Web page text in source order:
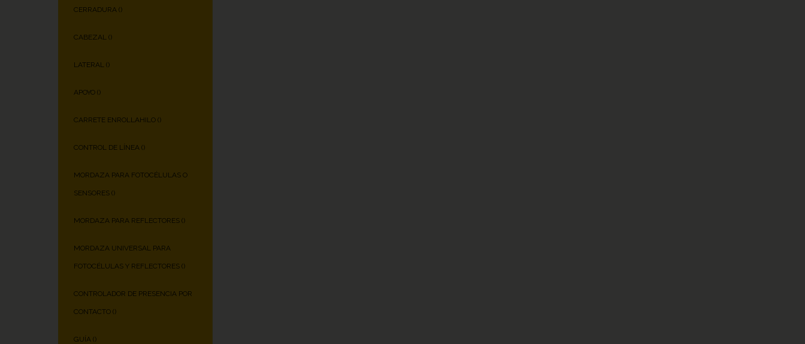
CERRADURA ()
CABEZAL ()
LATERAL ()
APOYO ()
CARRETE ENROLLAHILO ()
CONTROL DE LÍNEA ()
MORDAZA PARA FOTOCÉLULAS O
SENSORES ()
MORDAZA PARA REFLECTORES ()
MORDAZA UNIVERSAL PARA
FOTOCÉLULAS Y REFLECTORES ()
CONTROLADOR DE PRESENCIA POR
CONTACTO ()
GUÍA ()